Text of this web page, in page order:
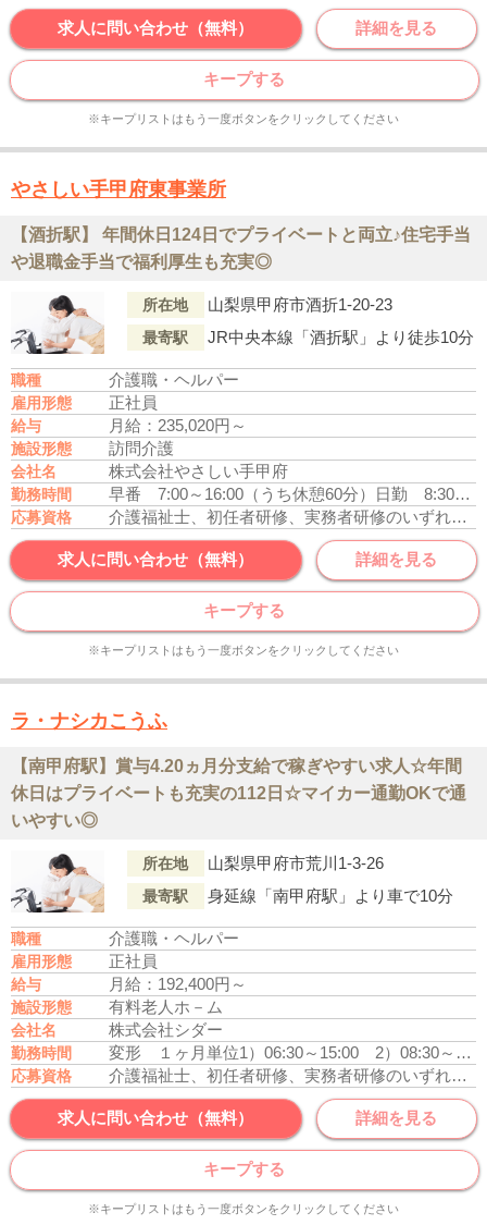
求人に問い合わせ（無料） 詳細を見る
キープする
※キープリストはもう一度ボタンをクリックしてください
やさしい手甲府東事業所
【酒折駅】 年間休日124日でプライベートと両立♪住宅手当
や退職金手当で福利厚生も充実◎
所在地 山梨県甲府市酒折1-20-23
最寄駅 JR中央本線「酒折駅」より徒歩10分
職種 介護職・ヘルパー
雇用形態 正社員
給与 月給：235,020円～
施設形態 訪問介護
会社名 株式会社やさしい手甲府
勤務時間 早番 7:00～16:00（うち休憩60分） 日勤 8:30～17:30（うち休憩60分）
応募資格 介護福祉士、初任者研修、実務者研修のいずれかの資格をお持ちの方
求人に問い合わせ（無料） 詳細を見る
キープする
※キープリストはもう一度ボタンをクリックしてください
ラ・ナシカこうふ
【南甲府駅】賞与4.20ヵ月分支給で稼ぎやすい求人☆年間
休日はプライベートも充実の112日☆マイカー通勤OKで通
いやすい◎
所在地 山梨県甲府市荒川1-3-26
最寄駅 身延線「南甲府駅」より車で10分
職種 介護職・ヘルパー
雇用形態 正社員
給与 月給：192,400円～
施設形態 有料老人ホ－ム
会社名 株式会社シダー
勤務時間 変形 １ヶ月単位1）06:30～15:00 2）08:30～17:00
応募資格 介護福祉士、初任者研修、実務者研修のいずれかの資格をお持ちの方
求人に問い合わせ（無料） 詳細を見る
キープする
※キープリストはもう一度ボタンをクリックしてください